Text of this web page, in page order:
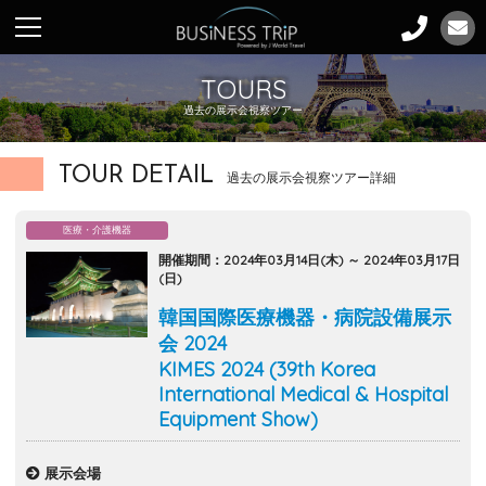
TOURS
過去の展示会視察ツアー
TOUR DETAIL 過去の展示会視察ツアー詳細
医療・介護機器
開催期間：2024年03月14日(木) ～ 2024年03月17日
(日)
韓国国際医療機器・病院設備展示
会 2024
KIMES 2024 (39th Korea
International Medical & Hospital
Equipment Show)
展示会場